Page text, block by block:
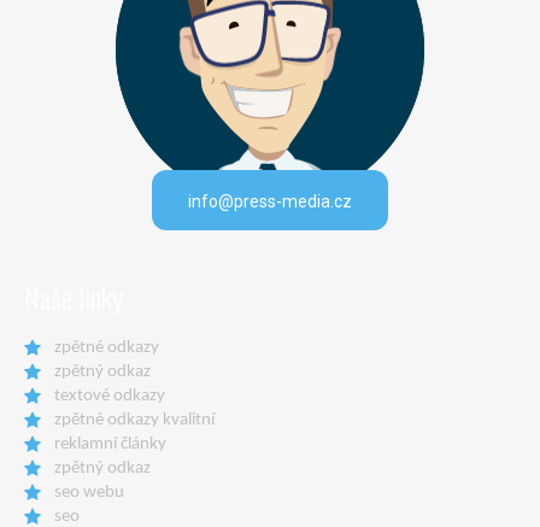
info@press-media.cz
zpětné odkazy
zpětný odkaz
textové odkazy
zpětné odkazy kvalitní
reklamní články
zpětný odkaz
seo webu
seo